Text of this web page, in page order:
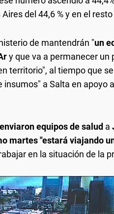
del 44,6 % y en el
de mantendrán "un
y que va a permanecer un
territorio", al tiempo que
a Salta en apoyo
enviaron equipos de salud a
martes "estará viajando
en la situación de la